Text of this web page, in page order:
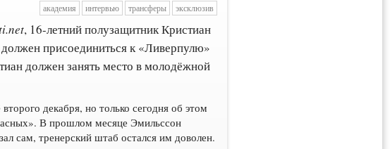
академия интервью трансферы эксклюзив
, 16-летний полузащитник Кристиан
присоединиться к «Ливерпулю»
должен занять место в молодёжной
декабря, но только сегодня об этом
В прошлом месяце Эмильссон
сам, тренерский штаб остался им доволен.